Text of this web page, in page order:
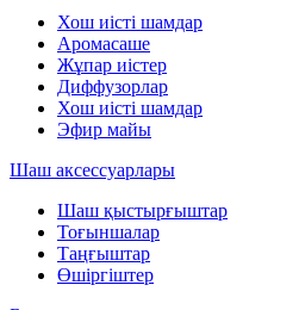
Хош иісті шамдар
Аромасаше
Жұпар иістер
Диффузорлар
Хош иісті шамдар
Эфир майы
Шаш аксессуарлары
Шаш қыстырғыштар
Тоғыншалар
Таңғыштар
Өшіргіштер